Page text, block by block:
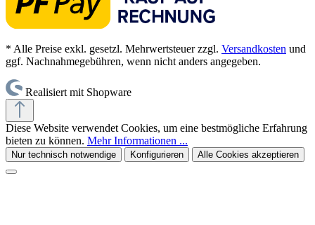
* Alle Preise exkl. gesetzl. Mehrwertsteuer zzgl. Versandkosten und
ggf. Nachnahmegebühren, wenn nicht anders angegeben.
Realisiert mit Shopware
Diese Website verwendet Cookies, um eine bestmögliche Erfahrung
bieten zu können. Mehr Informationen ...
Nur technisch notwendige Konfigurieren Alle Cookies akzeptieren